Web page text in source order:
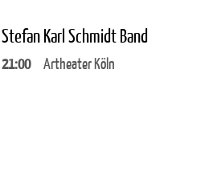
Stefan Karl Schmidt Band
21:00 Artheater Köln